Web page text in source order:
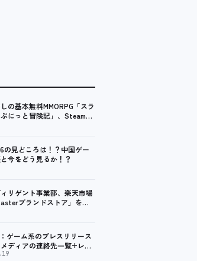
の基本無料MMORPG「スラ
にっと冒険記」、Steam向
が8月末に配信決定
の見どころは！？中国ゲー
今をどう見るか！？
リゲント事業部、楽天市場
ブランドストア」をオ
ャンペーンでポイントアッ
に、幅広くラインナップ
ゲーム系のプレスリリース
ディアの連絡先一覧+レビ